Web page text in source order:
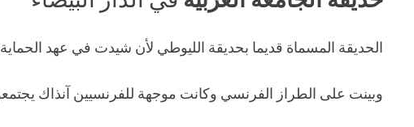
الحديقة المسماة قديما بحديقة الليوطي لأن شيدت في عهد
وبينت على الطراز الفرنسي وكانت موجهة للفرنسيين آنذاك